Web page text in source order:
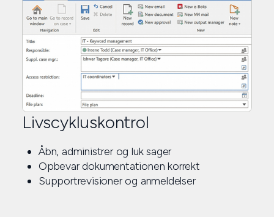
Livscykluskontrol
Åbn, administrer og luk sager
Opbevar dokumentationen korrekt
Supportrevisioner og anmeldelser